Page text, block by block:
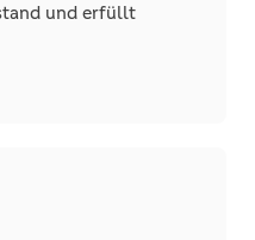
und erfüllt
Wohnen.